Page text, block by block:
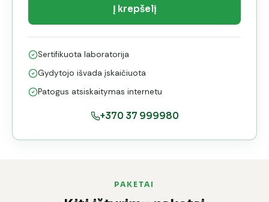
hipertenzija
(AH)
sergančiųjų
stebėjimo
programa
Į krepšelį
Sertifikuota laboratorija
Gydytojo išvada įskaičiuota
Patogus atsiskaitymas internetu
+370 37 999980
PAKETAI